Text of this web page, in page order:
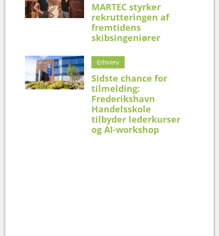
MARTEC styrker
rekrutteringen af
fremtidens
skibsingeniører
Erhverv
Sidste chance for
tilmelding:
Frederikshavn
Handelsskole
tilbyder lederkurser
og AI-workshop